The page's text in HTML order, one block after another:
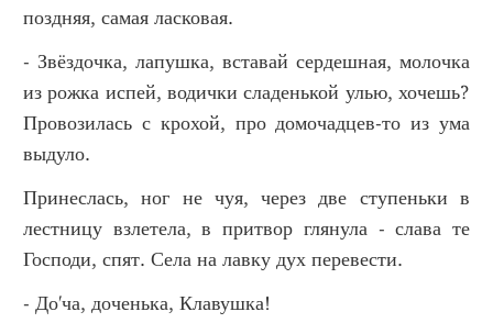
поздняя, самая ласковая.
- Звёздочка, лапушка, вставай сердешная, молочка
из рожка испей, водички сладенькой улью, хочешь?
Провозилась с крохой, про домочадцев-то из ума
выдуло.
Принеслась, ног не чуя, через две ступеньки в
лестницу взлетела, в притвор глянула - слава те
Господи, спят. Села на лавку дух перевести.
- До'ча, доченька, Клавушка!